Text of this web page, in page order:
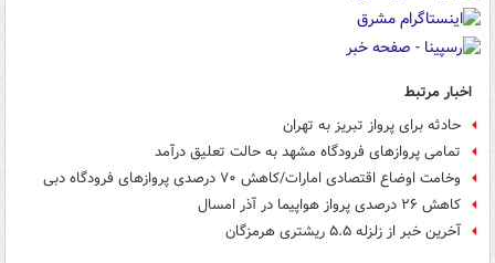
اخبار مرتبط
حادثه برای پرواز تبریز به تهران
تمامی پروازهای فرودگاه مشهد به حالت تعلیق درآمد
وخامت اوضاع اقتصادی امارات/کاهش ۷۰ درصدی پروازهای فرودگاه دبی
کاهش ۲۶ درصدی پرواز هواپیما در آذر امسال
آخرین خبر از زلزله ۵.۵ ریشتری هرمزگان